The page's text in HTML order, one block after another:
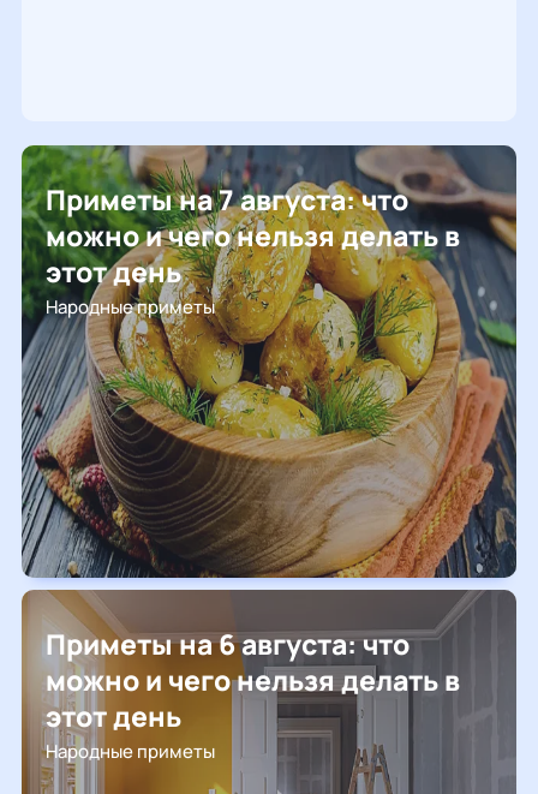
Приметы на 7 августа: что
можно и чего нельзя делать в
этот день
Народные приметы
Приметы на 6 августа: что
можно и чего нельзя делать в
этот день
Народные приметы